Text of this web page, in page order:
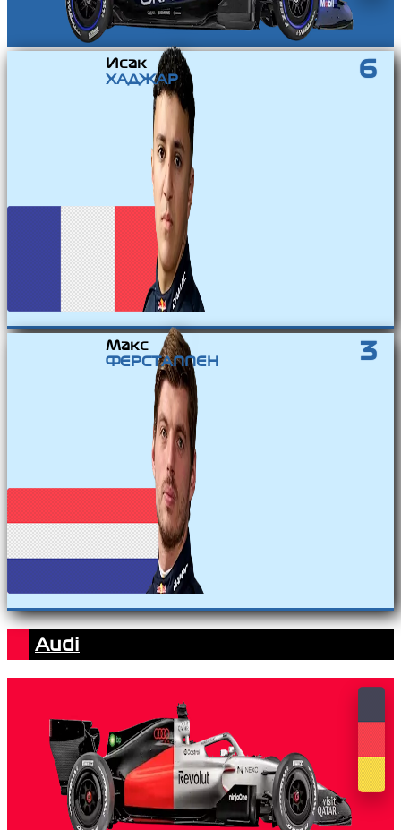
Исак
ХАДЖАР
6
Макс
ФЕРСТАППЕН
3
Audi